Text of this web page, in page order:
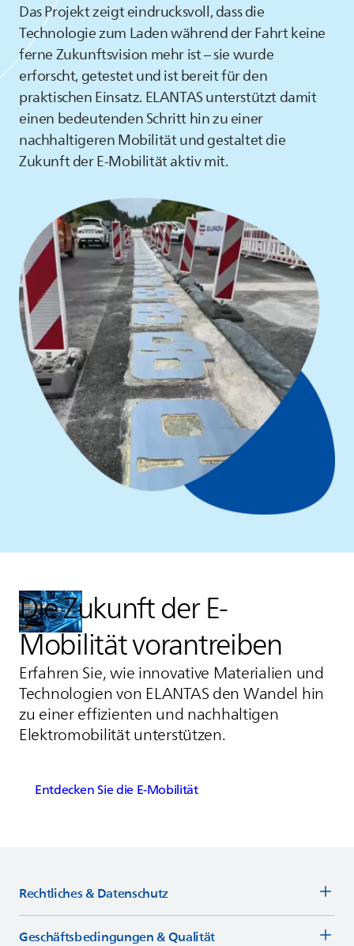
Das Projekt zeigt eindrucksvoll, dass die
Technologie zum Laden während der Fahrt keine
ferne Zukunftsvision mehr ist – sie wurde
erforscht, getestet und ist bereit für den
praktischen Einsatz. ELANTASunterstützt damit
einen bedeutenden Schritt hin zu einer
nachhaltigeren Mobilität und gestaltet die
Zukunft der E-Mobilität aktiv mit.
Die Zukunft der E-
Mobilität vorantreiben
Erfahren Sie, wie innovative Materialien und
Technologien von ELANTASden Wandel hin
zu einer effizienten und nachhaltigen
Elektromobilität unterstützen.
Entdecken Sie die E-Mobilität
Rechtliches & Datenschutz
Geschäftsbedingungen & Qualität